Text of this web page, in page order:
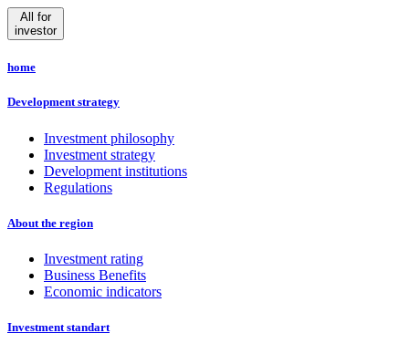
All for
investor
home
Development strategy
Investment philosophy
Investment strategy
Development institutions
Regulations
About the region
Investment rating
Business Benefits
Economic indicators
Investment standart